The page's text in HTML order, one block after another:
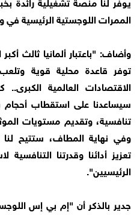
الممرات اللوجستية الرئيسية في
وأضاف: "باعتبار ألمانيا ثالث
توفر قاعدة محلية قوية
الاقتصادات العالمية
سيساعدنا على استقطاب أحجام
تنافسية، وتقديم مستويات
وفي نهاية المطاف، ستتيح
تعزيز أدائنا وقدرتنا
الرئيسيين".
جدير بالذكر أن "إم بي إس